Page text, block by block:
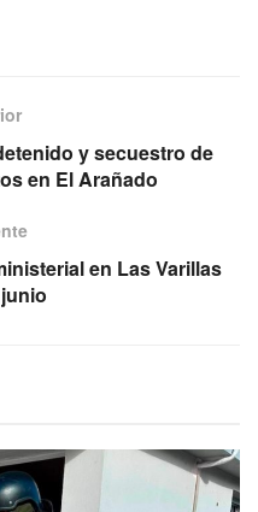
y secuestro de
en El Arañado
en Las Varillas